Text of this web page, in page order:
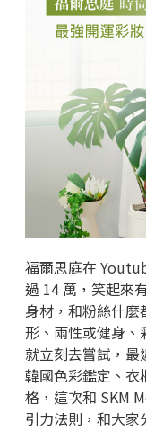
福爾思庭在
過 14 萬，笑起來
身材，和粉絲什
形、兩性或健身、
就立刻去嘗試，最
韓國色彩鑑定、衣
格，這次和 SKM
引力法則，和大家